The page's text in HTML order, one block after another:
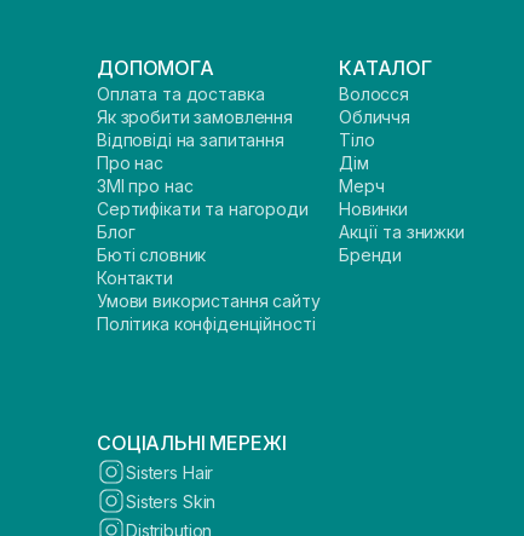
ДОПОМОГА
Оплата та доставка
Як зробити замовлення
Відповіді на запитання
Про нас
ЗМІ про нас
Сертифікати та нагороди
Блог
Бюті словник
Контакти
Умови використання сайту
Політика конфіденційності
КАТАЛОГ
Волосся
Обличчя
Тіло
Дім
Мерч
Новинки
Акції та знижки
Бренди
СОЦІАЛЬНІ МЕРЕЖІ
Sisters Hair
Sisters Skin
Distribution